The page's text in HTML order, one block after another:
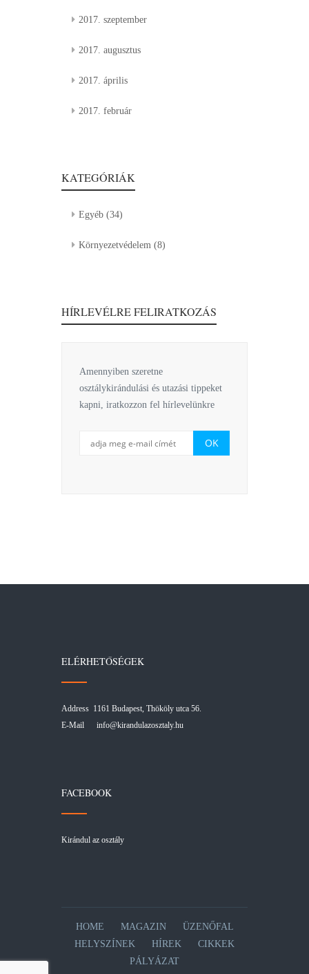
2017. szeptember
2017. augusztus
2017. április
2017. február
KATEGÓRIÁK
Egyéb (34)
Környezetvédelem (8)
HÍRLEVÉLRE FELIRATKOZÁS
Amennyiben szeretne
osztálykirándulási és utazási tippeket
kapni, iratkozzon fel hírlevelünkre
ELÉRHETŐSÉGEK
Address 1161 Budapest, Thököly utca 56.
E-Mail info@kirandulazosztaly.hu
FACEBOOK
Kirándul az osztály
HOME MAGAZIN
ÜZENŐFAL
HELYSZÍNEK
HÍREK
CIKKEK
PÁLYÁZAT